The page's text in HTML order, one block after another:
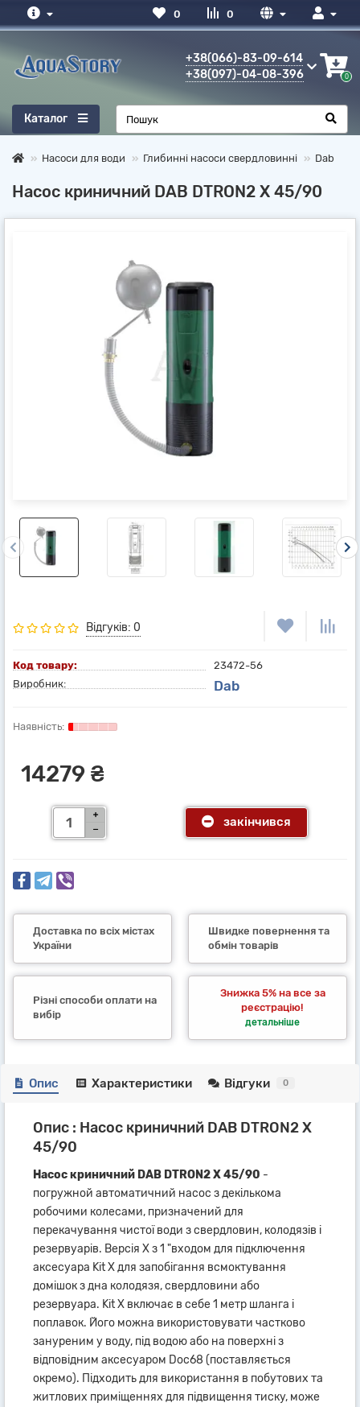
0
0
+38(066)-83-09-614
+38(097)-04-08-396
0
Каталог
Насоси для води Глибинні насоси свердловинні Dab
Насос криничний DAB DTRON2 X 45/90
Відгуків: 0
Код товару:
23472-56
Виробник:
Dab
14279 ₴
закінчився
Доставка по всіх містах
України
Швидке повернення та
обмін товарів
Різні способи оплати на
вибір
Знижка 5% на все за
реєстрацію!
детальніше
Опис Характеристики Відгуки 0
Опис : Насос криничний DAB DTRON2 X
45/90
Насос криничний DAB DTRON2 X 45/90 -
погружной автоматичний насос з декількома
робочими колесами, призначений для
перекачування чистої води з свердловин, колодязів і
резервуарів. Версія X з 1 "входом для підключення
аксесуара Kit X для запобігання всмоктування
домішок з дна колодязя, свердловини або
резервуара. Kit X включає в себе 1 метр шланга і
поплавок. Його можна використовувати частково
зануреним у воду, під водою або на поверхні з
відповідним аксесуаром Doc68 (поставляється
окремо). Підходить для використання в побутових та
житлових приміщеннях для підвищення тиску, може